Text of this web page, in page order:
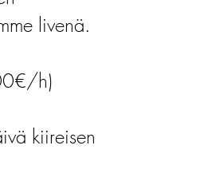
livenä.
h)
kiireisen